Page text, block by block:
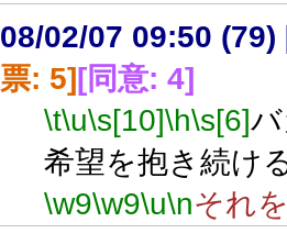
08/02/07 09:50 (79)
票: 5][同意: 4]
\t\u\s[10]\h\s[6]
希望を抱き続け
\w9\w9\u\nそれ